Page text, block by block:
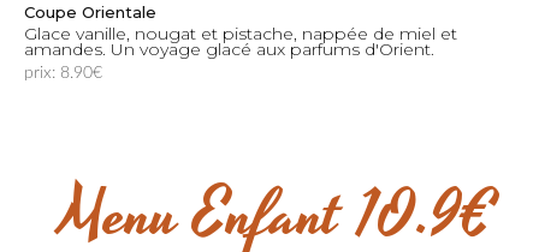
Coupe Orientale
Glace vanille, nougat et pistache, nappée de miel et
amandes. Un voyage glacé aux parfums d'Orient.
prix: 8.90€
Menu Enfant10.9€